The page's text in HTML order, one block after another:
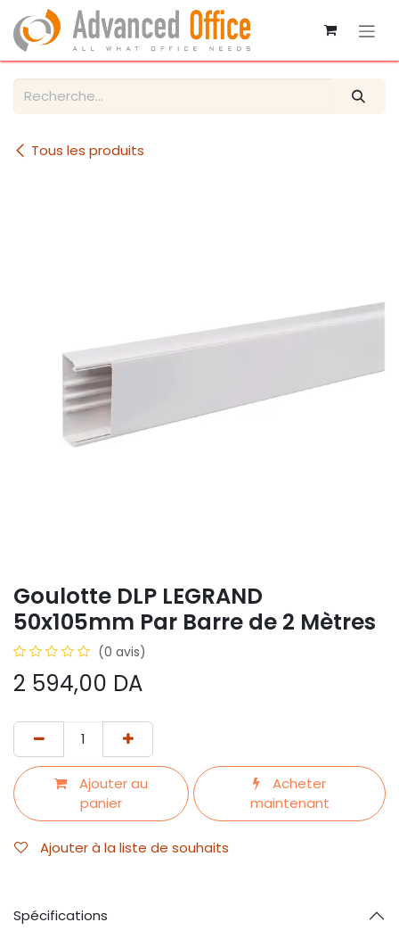
Se rendre au contenu
Tous les produits
Goulotte DLP LEGRAND
50x105mm Par Barre de 2 Mètres
(0 avis)
2 594,00 DA
Ajouter au
panier
Acheter
maintenant
Ajouter à la liste de souhaits
Spécifications